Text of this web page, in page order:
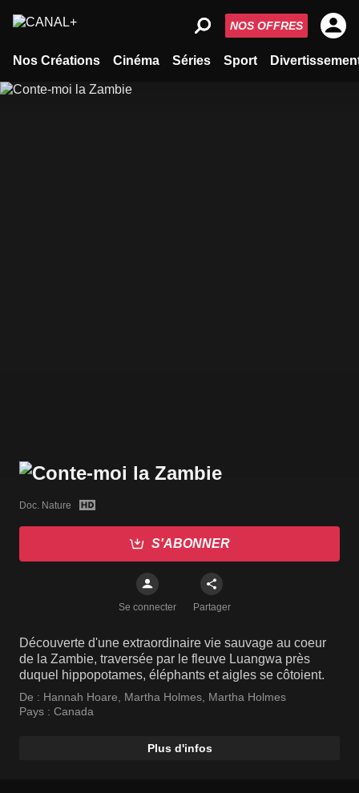
Nos Créations Cinéma Séries Sport
NOS OFFRES
Doc. Nature
S'ABONNER
Se connecter Partager
Découverte d'une extraordinaire vie sauvage au coeur
de la Zambie, traversée par le fleuve Luangwa près
duquel hippopotames, éléphants et aigles se côtoient.
De : Hannah Hoare, Martha Holmes, Martha Holmes
Pays : Canada
Plus d'infos